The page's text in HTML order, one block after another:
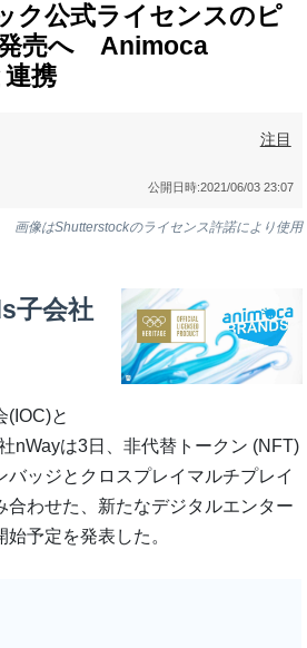
ク公式ライセンスのピ
売へ Animoca
携
注目
公開日時:2021/06/03 23:07
画像はShutterstockのライセンス許諾により使用
子会社
(IOC)と
nWayは3日、非代替トークン (NFT)
バッジとクロスプレイマルチプレイ
合わせた、新たなデジタルエンター
予定を発表した。